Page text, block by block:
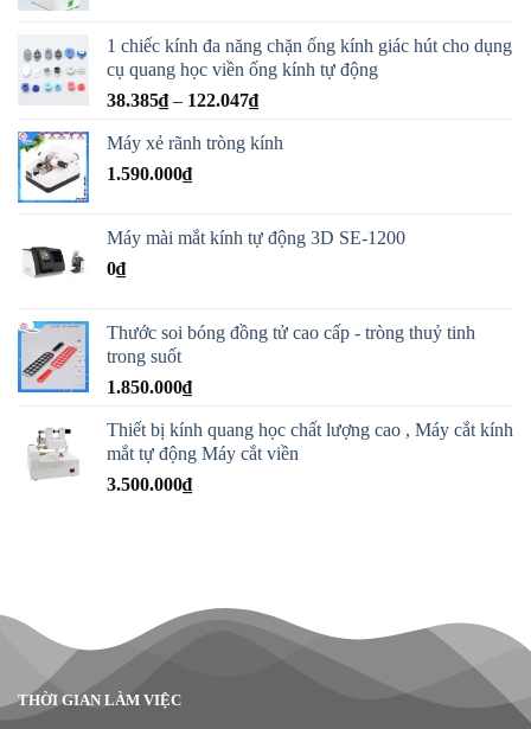
1 chiếc kính đa năng chặn ống kính giác hút cho dụng
cụ quang học viền ống kính tự động
38.385₫ – 122.047₫Khoảng
từ
Máy xẻ rãnh tròng kính
1.590.000₫
Máy mài mắt kính tự động 3D SE-1200
0₫
Thước soi bóng đồng tử cao cấp - tròng thuỷ tinh
trong suốt
1.850.000₫
Thiết bị kính quang học chất lượng cao , Máy cắt kính
mắt tự động Máy cắt viền
3.500.000₫
THỜI GIAN LÀM VIỆC